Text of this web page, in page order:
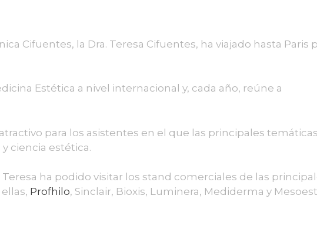
Cifuentes, la Dra. Teresa Cifuentes, ha viajado hasta Paris
Estética a nivel internacional y, cada año, reúne a
para los asistentes en el que las principales
ciencia estética.
ha podido visitar los stand comerciales de las
Profhilo, Sinclair, Bioxis, Luminera, Mediderma y